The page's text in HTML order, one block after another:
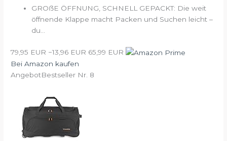
GROẞE ÖFFNUNG, SCHNELL GEPACKT: Die weit
öffnende Klappe macht Packen und Suchen leicht –
du...
79,95 EUR −13,96 EUR 65,99 EUR
Bei Amazon kaufen
AngebotBestseller Nr. 8